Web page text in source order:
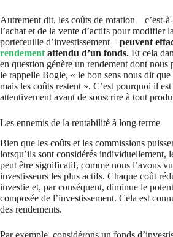
Autrement dit, les coûts de rotation – c’est-
l’achat et de la vente d’actifs pour modifier
portefeuille d’investissement – peuvent
rendement attendu d’un fonds. Et cela
en question génère un rendement dont
le rappelle Bogle, « le bon sens nous dit
mais les coûts restent ». C’est pourquoi il
attentivement avant de souscrire à tout
Les ennemis de la rentabilité à long terme
Bien que les coûts et les commissions
lorsqu’ils sont considérés individuellement,
peut être significatif, comme nous l’avons
investisseurs les plus actifs. Chaque coût
investie et, par conséquent, diminue le
composée de l’investissement. Cela est
des rendements.
Par exemple, considérons un fonds